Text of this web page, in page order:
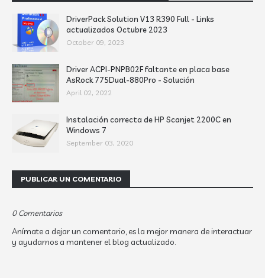
DriverPack Solution V13 R390 Full - Links
actualizados Octubre 2023
October 09, 2023
Driver ACPI-PNPB02F faltante en placa base
AsRock 775Dual-880Pro - Solución
April 02, 2022
Instalación correcta de HP Scanjet 2200C en
Windows 7
September 03, 2020
PUBLICAR UN COMENTARIO
0 Comentarios
Anímate a dejar un comentario, es la mejor manera de interactuar
y ayudarnos a mantener el blog actualizado.